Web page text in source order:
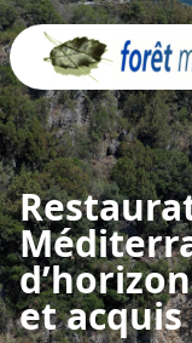
et acquis
Panneau de gestion